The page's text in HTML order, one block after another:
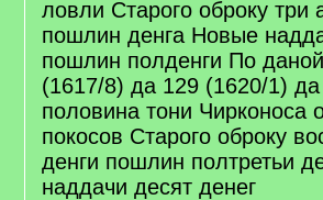
ловли Старого оброку три
пошлин денга Новые
пошлин полденги По
(1617/8) да 129 (1620/1)
половина тони Чирконоса
покосов Старого оброку
денги пошлин полтретьи
наддачи десят денег